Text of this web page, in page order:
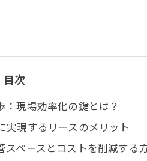
目次
：現場効率化の鍵とは？
実現するリースのメリット
スペースとコストを削減する